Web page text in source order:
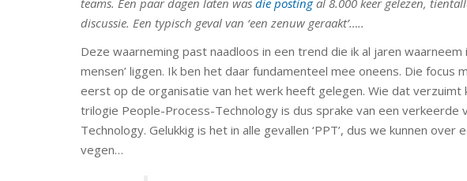
teams. Een paar dagen laten was die postingal 8.000 keer gelezen,
discussie. Een typisch geval van ‘een zenuw geraakt’…..
Deze waarneming past naadloos in een trend die ik al jaren
mensen’ liggen. Ik ben het daar fundamenteel mee oneens. Die focus
eerst op de organisatie van het werk heeft gelegen. Wie dat verzuimt
trilogie People-Process-Technology is dus sprake van een
Technology. Gelukkig is het in alle gevallen ‘PPT’, dus we kunnen
vegen…